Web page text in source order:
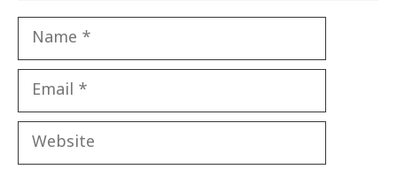
Name
Email
Website